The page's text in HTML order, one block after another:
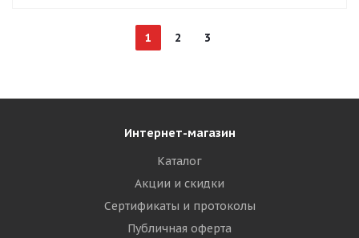
1 2 3
Интернет-магазин
Каталог
Акции и скидки
Сертификаты и протоколы
Публичная оферта